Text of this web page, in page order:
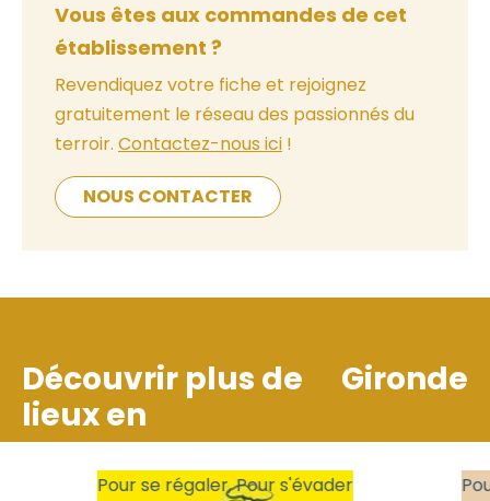
Vous êtes aux commandes de cet
établissement ?
Revendiquez votre fiche et rejoignez
gratuitement le réseau des passionnés du
terroir. Contactez-nous ici !
NOUS CONTACTER
Découvrir plus de
lieux en
Gironde
Pour se régaler, Pour s'évader